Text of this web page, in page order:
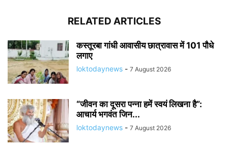
RELATED ARTICLES
कस्तूरबा गांधी आवासीय छात्रावास में 101 पौधे
लगाए
loktodaynews - 7 August 2026
“जीवन का दूसरा पन्ना हमें स्वयं लिखना है”:
आचार्य भगवंत जिन...
loktodaynews - 7 August 2026